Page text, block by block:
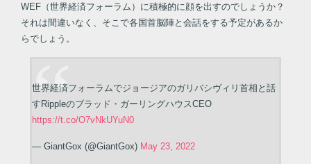
WEF（世界経済フォーラム）に積極的に顔を出すのでしょうか？
それは間違いなく、そこで各国首脳陣と会話をする予定があるか
らでしょう。
世界経済フォーラムでジョージアのガリバシヴィリ首相と話
すRippleのブラッド・ガーリングハウスCEO
https://t.co/O7vNkUYuN0
— GiantGox (@GiantGox) May 23, 2022